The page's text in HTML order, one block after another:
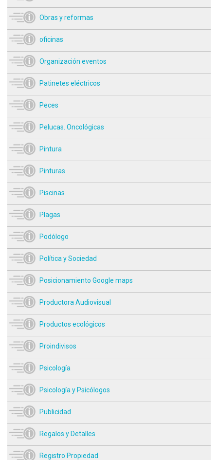
Obras y reformas
oficinas
Organización eventos
Patinetes eléctricos
Peces
Pelucas. Oncológicas
Pintura
Pinturas
Piscinas
Plagas
Podólogo
Política y Sociedad
Posicionamiento Google maps
Productora Audiovisual
Productos ecológicos
Proindivisos
Psicología
Psicología y Psicólogos
Publicidad
Regalos y Detalles
Registro Propiedad